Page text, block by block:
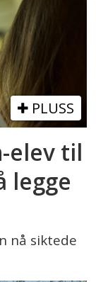
PLUSS
elev til
legge
nå siktede